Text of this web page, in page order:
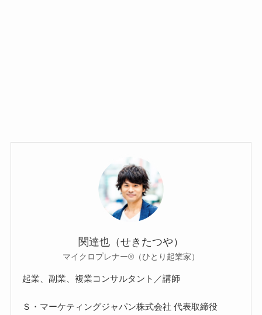
関達也（せきたつや）
マイクロプレナー®（ひとり起業家）
起業、副業、複業コンサルタント／講師
Ｓ・マーケティングジャパン株式会社 代表取締役